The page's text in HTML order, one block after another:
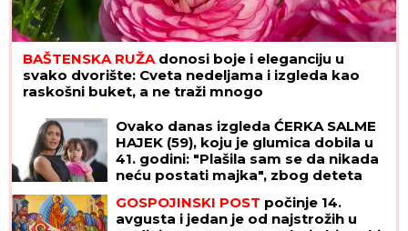
BAŠTENSKA RUŽA donosi boje i eleganciju u
svako dvorište: Cveta nedeljama i izgleda kao
raskošni buket, a ne traži mnogo
Ovako danas izgleda ĆERKA SALME
HAJEK (59), koju je glumica dobila u
41. godini: "Plašila sam se da nikada
neću postati majka", zbog deteta
Valentina njena najveća kritičarka
GOSPOJINSKI POST počinje 14.
avgusta i jedan je od najstrožih u